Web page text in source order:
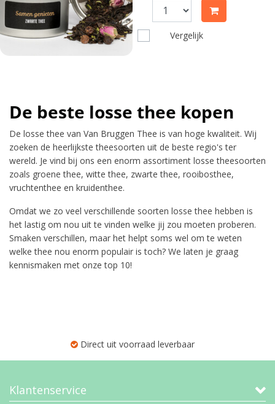
Vergelijk
De beste losse thee kopen
De losse thee van Van Bruggen Thee is van hoge kwaliteit. Wij
zoeken de heerlijkste theesoorten uit de beste regio's ter
wereld. Je vind bij ons een enorm assortiment losse theesoorten
zoals groene thee, witte thee, zwarte thee, rooibosthee,
vruchtenthee en kruidenthee.
Omdat we zo veel verschillende soorten losse thee hebben is
het lastig om nou uit te vinden welke jij zou moeten proberen.
Smaken verschillen, maar het helpt soms wel om te weten
welke thee nou enorm populair is toch? We laten je graag
kennismaken met onze top 10!
Direct uit voorraad leverbaar
Klantenservice